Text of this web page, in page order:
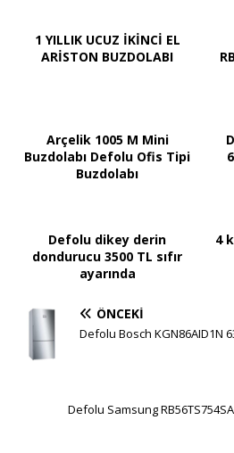
1 YILLIK UCUZ İKİNCİ EL
ARİSTON BUZDOLABI
Arçelik 1005 M Mini
Buzdolabı Defolu Ofis Tipi
Buzdolabı
Defolu dikey derin
dondurucu 3500 TL sıfır
ayarında
4
ÖNCEKI
Defolu Bosch KGN86AID1N
Defolu Samsung